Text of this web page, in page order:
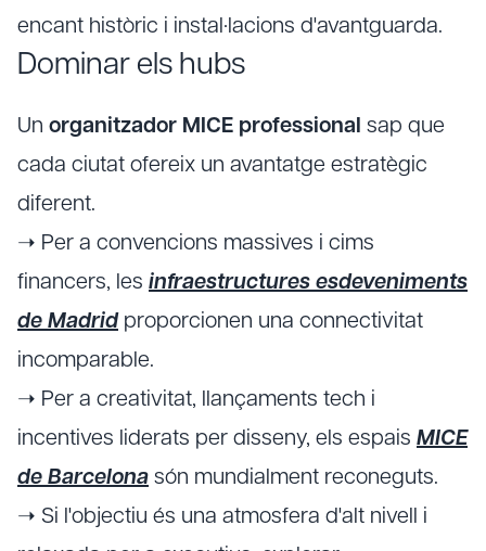
encant històric i instal·lacions d'avantguarda.
Dominar els hubs
Un organitzador MICE professional sap que
cada ciutat ofereix un avantatge estratègic
diferent.
➝ Per a convencions massives i cims
financers, les infraestructures esdeveniments
de Madrid proporcionen una connectivitat
incomparable.
➝ Per a creativitat, llançaments tech i
incentives liderats per disseny, els espais MICE
de Barcelona són mundialment reconeguts.
➝ Si l'objectiu és una atmosfera d'alt nivell i